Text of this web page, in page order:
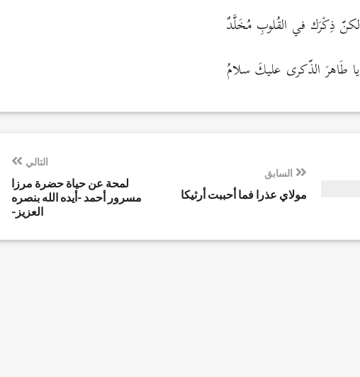
لكنّ ذِكْرَك في القُلوبِ مُخَلَّدٌ
يا طَاهرَ الذّكرى عليكَ سلامُ
السابق
مولاي عذرا فما أحببت أرثيكا
التالي
لمحة عن حياة حضرة مرزا
مسرور أحمد -أيده الله بنصره
العزيز-